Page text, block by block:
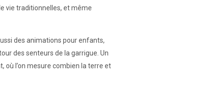
vie traditionnelles, et même
des animations pour enfants,
des senteurs de la garrigue. Un
où l’on mesure combien la terre et